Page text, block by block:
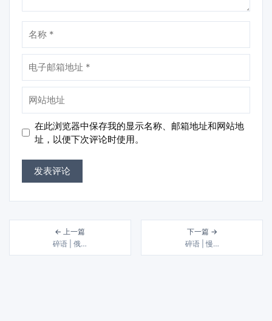
称
子
邮
箱
地
址
站
址
在此浏览器中保存我的显示名称、邮箱地址和网站地
址，以便下次评论时使用。
← 上一篇
碎语 | 俄…
下一篇 →
碎语 | 慢…